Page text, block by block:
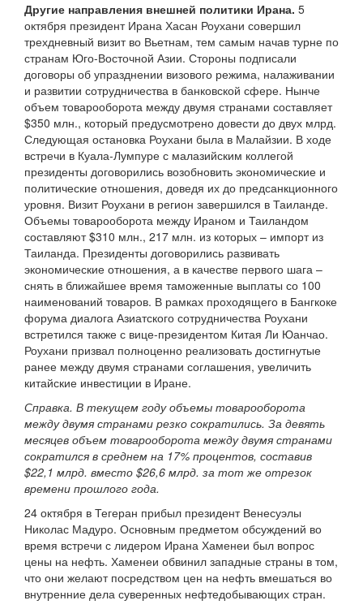
Другие направления внешней политики Ирана. 5
октября президент Ирана Хасан Роухани совершил
трехдневный визит во Вьетнам, тем самым начав турне по
странам Юго-Восточной Азии. Стороны подписали
договоры об упразднении визового режима, налаживании
и развитии сотрудничества в банковской сфере. Нынче
объем товарооборота между двумя странами составляет
$350 млн., который предусмотрено довести до двух млрд.
Следующая остановка Роухани была в Малайзии. В ходе
встречи в Куала-Лумпуре с малазийским коллегой
президенты договорились возобновить экономические и
политические отношения, доведя их до предсанкционного
уровня. Визит Роухани в регион завершился в Таиланде.
Объемы товарооборота между Ираном и Таиландом
составляют $310 млн., 217 млн. из которых – импорт из
Таиланда. Президенты договорились развивать
экономические отношения, а в качестве первого шага –
снять в ближайшее время таможенные выплаты со 100
наименований товаров. В рамках проходящего в Бангкоке
форума диалога Азиатского сотрудничества Роухани
встретился также с вице-президентом Китая Ли Юанчао.
Роухани призвал полноценно реализовать достигнутые
ранее между двумя странами соглашения, увеличить
китайские инвестиции в Иране.
Справка. В текущем году объемы товарооборота
между двумя странами резко сократились. За девять
месяцев объем товарооборота между двумя странами
сократился в среднем на 17% процентов, составив
$22,1 млрд. вместо $26,6 млрд. за тот же отрезок
времени прошлого года.
24 октября в Тегеран прибыл президент Венесуэлы
Николас Мадуро. Основным предметом обсуждений во
время встречи с лидером Ирана Хаменеи был вопрос
цены на нефть. Хаменеи обвинил западные страны в том,
что они желают посредством цен на нефть вмешаться во
внутренние дела суверенных нефтедобывающих стран.